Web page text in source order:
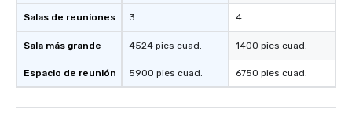
Salas de reuniones
Sala más grande
Espacio de reunión
3
4524 pies cuad.
5900 pies cuad.
4
1400 pies cuad.
6750 pies cuad.